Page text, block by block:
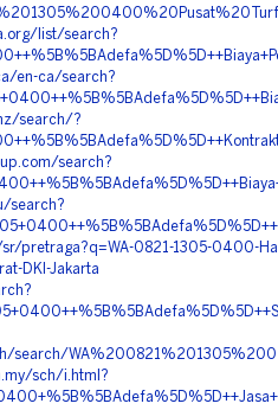
list/search?
en-ca/search?
search/?
search?
search?
pretraga?q=WA-0821-1305-0400-
DKI-Jakarta
search/
sch/i.html?